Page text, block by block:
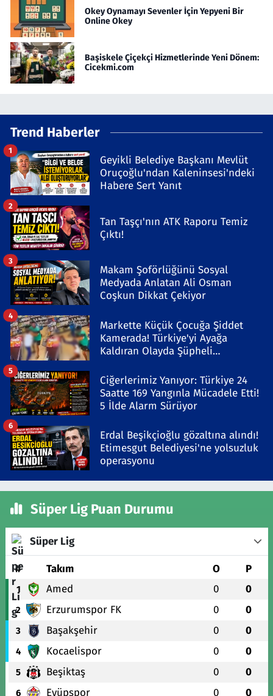
Okey Oynamayı Sevenler İçin Yepyeni Bir
Online Okey
Başiskele Çiçekçi Hizmetlerinde Yeni Dönem:
Cicekmi.com
Trend Haberler
Geyikli Belediye Başkanı Mevlüt
Oruçoğlu'ndan Kaleninsesi'ndeki
Habere Sert Yanıt
1
Tan Taşçı'nın ATK Raporu Temiz
Çıktı!
2
Makam Şoförlüğünü Sosyal
Medyada Anlatan Ali Osman
Coşkun Dikkat Çekiyor
3
Markette Küçük Çocuğa Şiddet
Kamerada! Türkiye'yi Ayağa
Kaldıran Olayda Şüpheli
4
Ciğerlerimiz Yanıyor: Türkiye 24
Saatte 169 Yangınla Mücadele Etti!
5 İlde Alarm Sürüyor
5
Erdal Beşikçioğlu gözaltına alındı!
Etimesgut Belediyesi'ne yolsuzluk
operasyonu
6
Süper Lig Puan Durumu
Süper Lig
# Takım O P
1 Amed 0 0
2 Erzurumspor FK 0 0
3 Başakşehir 0 0
4 Kocaelispor 0 0
5 Beşiktaş 0 0
6 Eyüpspor 0 0